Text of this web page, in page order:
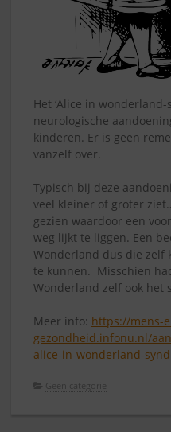
Het ‘Alice in wonderland-
neurologische
kinderen. Er is geen
vanzelf over.
Typisch bij deze
veel kleiner of groter
gezien waardoor een
weg lijkt te liggen. Een
Wonderland dus die zelf
te kunnen. Misschien
Wonderland zelf ook het
Meer info: https://mens-
gezondheid.infonu.nl/
alice-in-wonderland-
Geen categorie